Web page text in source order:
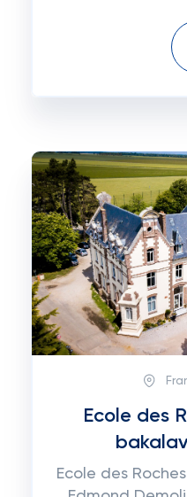
Ecole des
Ecole des